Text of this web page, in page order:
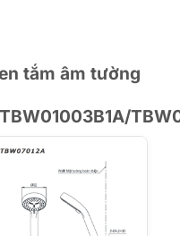
tắm âm tường